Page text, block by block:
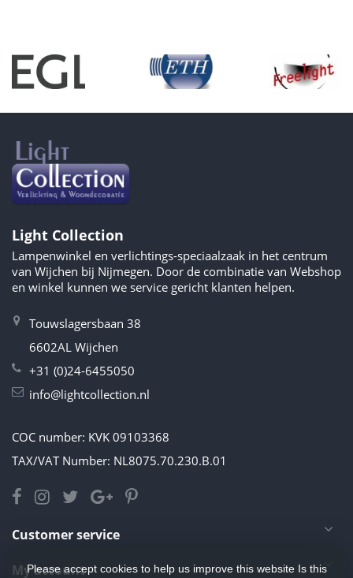
Light Collection
Lampenwinkel en verlichtings-speciaalzaak in het centrum
van Wijchen bij Nijmegen. Door de combinatie van Webshop
en winkel kunnen we service gericht klanten helpen.
Touwslagersbaan 38
6602AL Wijchen
+31 (0)24-6455050
info@lightcollection.nl
COC number: KVK 09103368
TAX/VAT Number: NL8075.70.230.B.01
Customer service
My account
Please accept cookies to help us improve this website Is this